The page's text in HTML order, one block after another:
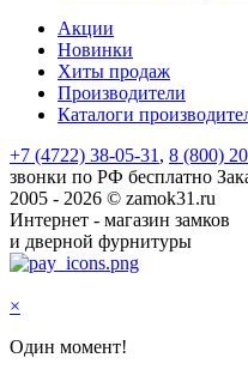
Акции
Новинки
Хиты продаж
Производители
Каталоги
+7 (4722) 38-05-31, 8 (800)
звонки по РФ бесплатно
2005 - 2026 © zamok31.ru
Интернет - магазин замков
и дверной фурнитуры
×
Один момент!